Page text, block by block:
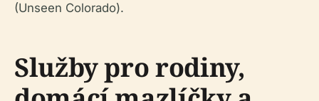
(Unseen Colorado).
Služby pro rodiny,